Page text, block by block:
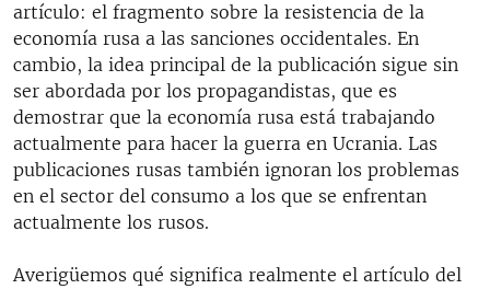
artículo: el fragmento sobre la resistencia de la
economía rusa a las sanciones occidentales. En
cambio, la idea principal de la publicación sigue sin
ser abordada por los propagandistas, que es
demostrar que la economía rusa está trabajando
actualmente para hacer la guerra en Ucrania. Las
publicaciones rusas también ignoran los problemas
en el sector del consumo a los que se enfrentan
actualmente los rusos.
Averigüemos qué significa realmente el artículo del